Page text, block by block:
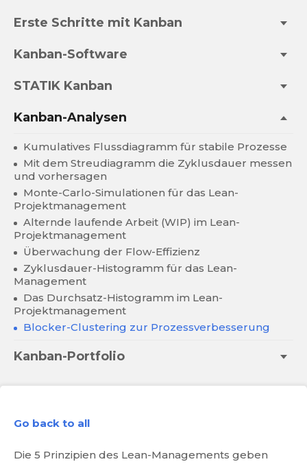
Erste Schritte mit Kanban
Kanban-Software
STATIK Kanban
Kanban-Analysen
Kumulatives Flussdiagramm für stabile Prozesse
Mit dem Streudiagramm die Zyklusdauer messen
und vorhersagen
Monte-Carlo-Simulationen für das Lean-
Projektmanagement
Alternde laufende Arbeit (WIP) im Lean-
Projektmanagement
Überwachung der Flow-Effizienz
Zyklusdauer-Histogramm für das Lean-
Management
Das Durchsatz-Histogramm im Lean-
Projektmanagement
Blocker-Clustering zur Prozessverbesserung
Kanban-Portfolio
Go back to all
Die 5 Prinzipien des Lean-Managements geben